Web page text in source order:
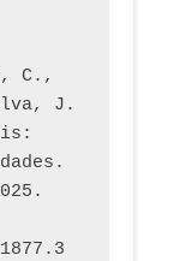
C.,
J.